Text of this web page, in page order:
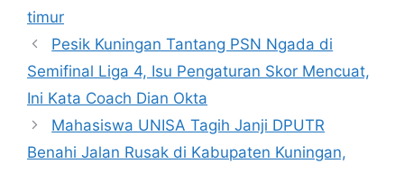
timur
Pesik Kuningan Tantang PSN Ngada di
Semifinal Liga 4, Isu Pengaturan Skor Mencuat,
Ini Kata Coach Dian Okta
Mahasiswa UNISA Tagih Janji DPUTR
Benahi Jalan Rusak di Kabupaten Kuningan,